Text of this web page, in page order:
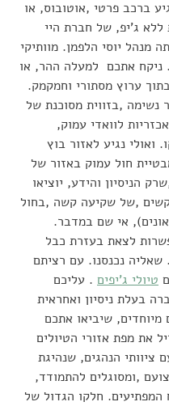
ברכב פרטי ,אוטובוס, או
ג'יפ, של חברת היי
מנהל יוסי הלפמן. מוותיקי
ניקח אתכם  למעלה ההר, או
ערוץ מסתורי וחמקמק.
נשימה ,בזווית מסוכנת של
לוואדי עמוק,
ואולי נגיע לאזור בוץ
חול עמוק באזור של
הניסיון והידע, יוציאו
,של שקיעה קשה ,בחול
אי שם במדבר.
לצאת בעזרת כבל
נכנסנו. עם רציתם
טיולי ג'יפים . עליכם
בעלת ניסיון ואחראית
מיוחדים, שיביאו אתכם
את מפת אזורי הטיולים
ציוותי הנהגים, שנהיגת
,ומסוגלים להתמודד,
חלקו הגדול של